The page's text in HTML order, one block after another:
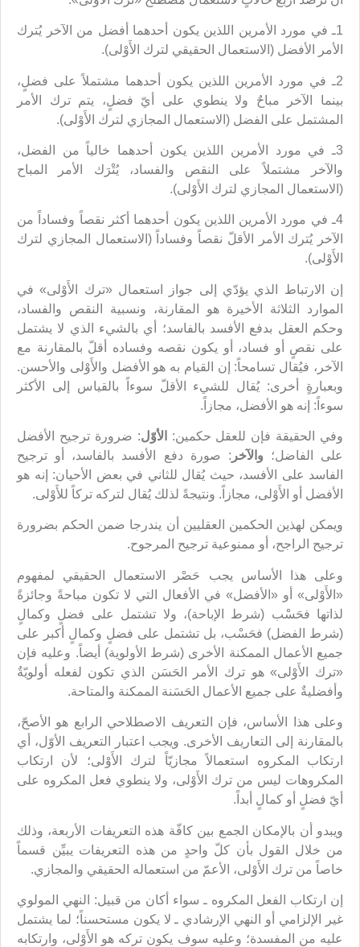
1ـ في مورد الأمرين اللذين يكون أحدهما أفضل من الآخر يُترك
الأمر الأفضل (الاستعمال الحقيقي لترك الأَوْلى).
2ـ في مورد الأمرين اللذين يكون أحدهما مشتملاً على فضلٍ،
بينما الآخر مباحٌ ولا ينطوي على أيّ فضلٍ، يتم ترك الأمر
المشتمل على الفضل (الاستعمال المجازي لترك الأَوْلى).
3ـ في مورد الأمرين اللذين يكون أحدهما خالياً من الفضل،
والآخر مشتملاً على النقص والفساد، يُتْرَك الأمر المباح
(الاستعمال المجازي لترك الأَوْلى).
4ـ في مورد الأمرين اللذين يكون أحدهما أكثر نقصاً وفساداً من
الآخر يُترك الأمر الأقلّ نقصاً وفساداً (الاستعمال المجازي لترك
الأَوْلى).
إن الارتباط الذي يؤدّي إلى جواز استعمال «ترك الأَوْلى» في
الموارد الثلاثة الأخيرة هو المقارنة، ونسبية النقص والفساد،
وحكم العقل بدفع الأفسد بالفاسد؛ أي بالشيء الذي لا يشتمل
على نقصٍ أو فساد، أو يكون نقصه وفساده أقلّ بالمقارنة مع
الآخر، فيُقال تسامحاً: إن القيام به هو الأفضل والأَوْلى والأحسن.
وبعبارةٍ أخرى: يُقال للشيء الأقلّ سوءاً بالقياس إلى الأكثر
سوءاً: إنه هو الأفضل، مجازاً.
وفي الحقيقة فإن للعقل حكمين: الأوّل: ضرورة ترجيح الأفضل
على الفاضل؛ والآخر : صورة دفع الأفسد بالفاسد، أو ترجيح
الفاسد على الأفسد، حيث يُقال للثاني في بعض الأحيان: إنه هو
الأفضل أو الأَوْلى، مجازاً. ونتيجةً لذلك يُقال لتركه تركاً للأَوْلى.
ويمكن لهذين الحكمين العقليين أن يندرجا ضمن الحكم بضرورة
ترجيح الراجح، أو ممنوعية ترجيح المرجوح.
وعلى هذا الأساس يجب حَصْر الاستعمال الحقيقي لمفهوم
«الأَوْلى» أو «الأفضل» في الأفعال التي لا تكون مباحةً وجائزةً
لذاتها فحَسْب (شرط الإباحة)، ولا تشتمل على فضلٍ وكمالٍ
(شرط الفضل) فحَسْب، بل تشتمل على فضلٍ وكمالٍ أكبر على
جميع الأعمال الممكنة الأخرى (شرط الأولوية) أيضاً. وعليه فإن
«ترك الأَوْلى» هو ترك الأمر الحَسَن الذي تكون لفعله أولويّةٌ
وأفضليةٌ على جميع الأعمال الحَسَنة الممكنة والمتاحة.
وعلى هذا الأساس، فإن التعريف الاصطلاحي الرابع هو الأصحّ،
بالمقارنة إلى التعاريف الأخرى. ويجب اعتبار التعريف الأوّل، أي
ارتكاب المكروه استعمالاً مجازيّاً لترك الأَوْلى؛ لأن ارتكاب
المكروهات ليس من ترك الأَوْلى، ولا ينطوي فعل المكروه على
أيّ فضلٍ أو كمالٍ أبداً.
ويبدو أن بالإمكان الجمع بين كافّة هذه التعريفات الأربعة، وذلك
من خلال القول بأن كلّ واحدٍ من هذه التعريفات يبيِّن قسماً
خاصاً من ترك الأَوْلى، الأعمّ من استعماله الحقيقي والمجازي.
إن ارتكاب الفعل المكروه ـ سواء أكان من قبيل: النهي المولوي
غير الإلزامي أو النهي الإرشادي ـ لا يكون مستحسناً؛ لما يشتمل
عليه من المفسدة؛ وعليه سوف يكون تركه هو الأَوْلى، وارتكابه